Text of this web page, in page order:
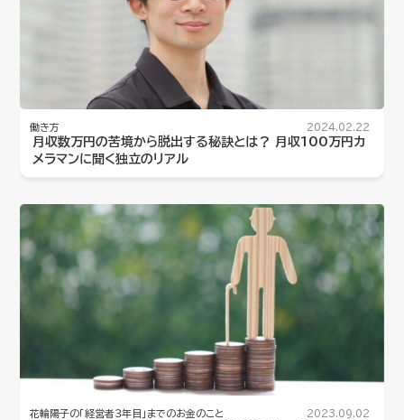
働き方 2024.02.22
月収数万円の苦境から脱出する秘訣とは？ 月収100万円カ
メラマンに聞く独立のリアル
花輪陽子の「経営者３年目」までのお金のこと 2023.09.02